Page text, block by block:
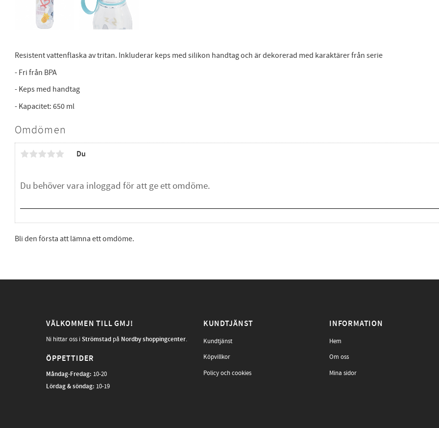
Resistent vattenflaska av tritan. Inkluderar keps med silikon handtag och är dekorerad med karaktärer från serie
- Fri från BPA
- Keps med handtag
- Kapacitet: 650 ml
Omdömen
Du
Bli den första att lämna ett omdöme.
VÄLKOMMEN TILL GMJ!
Ni hittar oss iStrömstad på Nordby shoppingcenter.
ÖPPETTIDER
Måndag-Fredag: 10-20
Lördag & söndag: 10-19
KUNDTJÄNST
Kundtjänst
Köpvillkor
Policy och cookies
INFORMATION
Hem
Om oss
Mina sidor